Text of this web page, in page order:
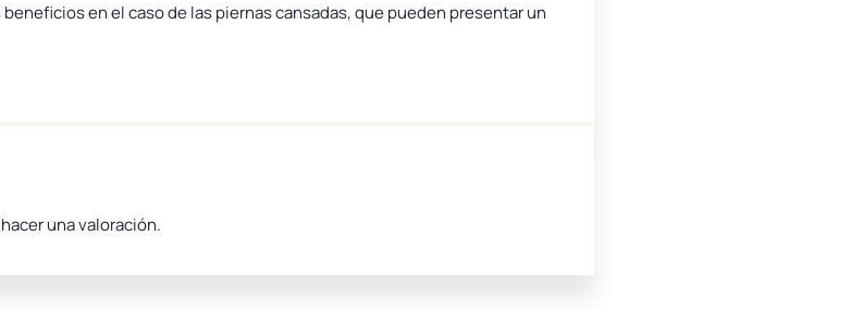
en el caso de las piernas cansadas, que pueden presentar un
una valoración.